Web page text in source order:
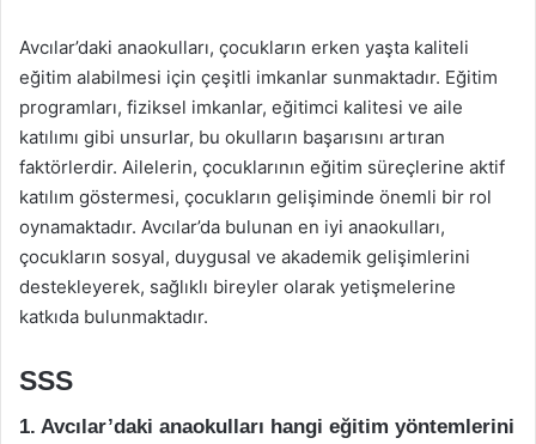
Avcılar’daki anaokulları, çocukların erken yaşta kaliteli
eğitim alabilmesi için çeşitli imkanlar sunmaktadır. Eğitim
programları, fiziksel imkanlar, eğitimci kalitesi ve aile
katılımı gibi unsurlar, bu okulların başarısını artıran
faktörlerdir. Ailelerin, çocuklarının eğitim süreçlerine aktif
katılım göstermesi, çocukların gelişiminde önemli bir rol
oynamaktadır. Avcılar’da bulunan en iyi anaokulları,
çocukların sosyal, duygusal ve akademik gelişimlerini
destekleyerek, sağlıklı bireyler olarak yetişmelerine
katkıda bulunmaktadır.
SSS
1. Avcılar’daki anaokulları hangi eğitim yöntemlerini